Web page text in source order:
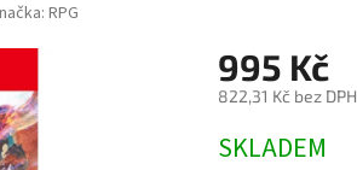
RPG
995 Kč
822,31 Kč bez DPH
cena:
SKLADEM